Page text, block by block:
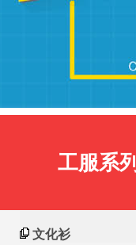
工服系列
文化衫